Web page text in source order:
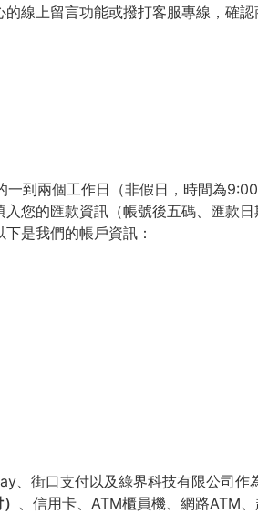
線上留言功能或撥打客服專線，確認
到兩個工作日（非假日，時間為
您的匯款資訊（帳號後五碼、匯款
是我們的帳戶資訊：
、街口支付以及綠界科技有限公司作
、信用卡、ATM櫃員機、網路ATM